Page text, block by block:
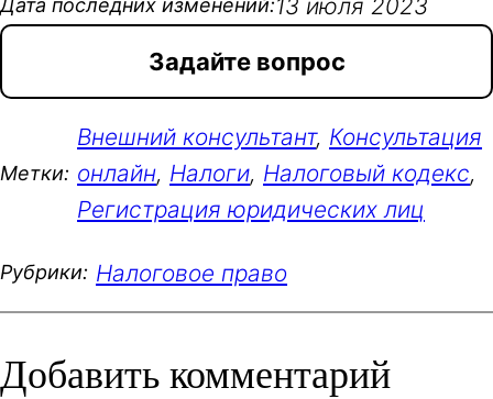
Дата последних изменений:13 июля 2023
Задайте вопрос
Метки:
Внешний консультант, Консультация
онлайн, Налоги, Налоговый кодекс
Регистрация юридических лиц
Рубрики: Налоговое право
Добавить комментарий